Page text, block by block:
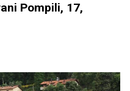
Pompili, 17,